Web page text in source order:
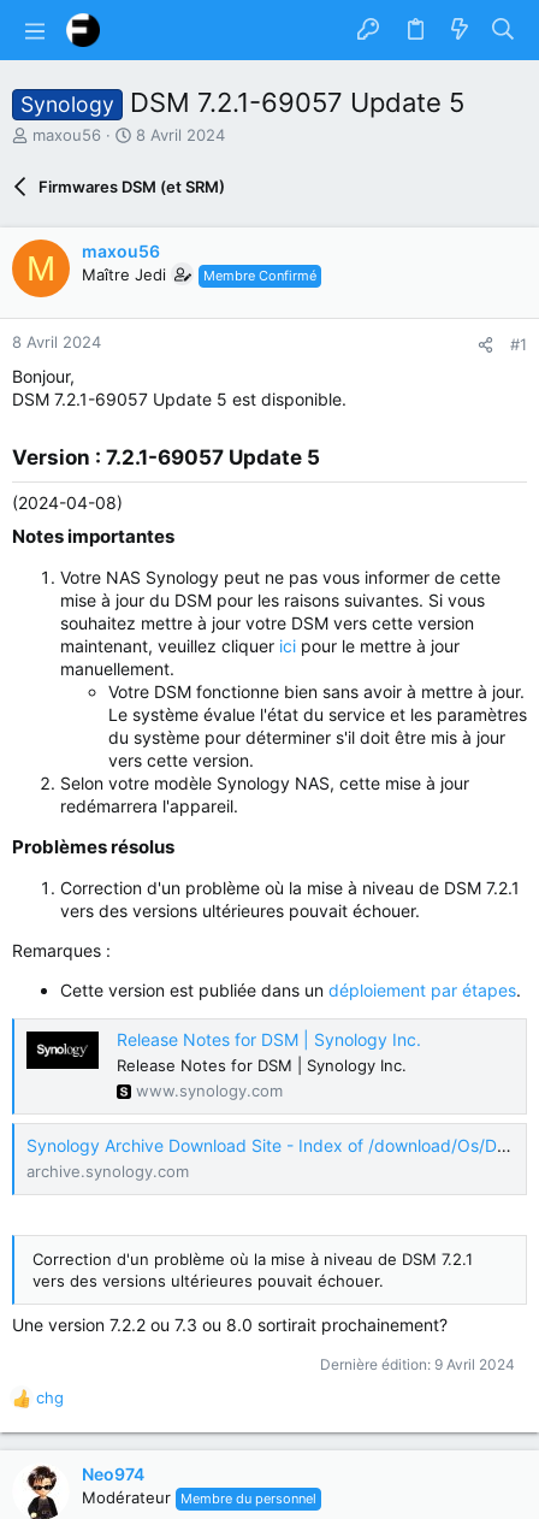
Synology DSM 7.2.1-69057 Update 5
A
e
r
d
u
j
e
t
maxou56
D
t
e
e
d
é
8 Avril 2024
Firmwares DSM (et SRM)
M maxou56
Maître Jedi Membre Confirmé
8 Avril 2024 #1
Bonjour,
DSM 7.2.1-69057 Update 5 est disponible.
Version : 7.2.1-69057 Update 5​
(2024-04-08)
Notes importantes​
Votre NAS Synology peut ne pas vous informer de cette
mise à jour du DSM pour les raisons suivantes. Si vous
souhaitez mettre à jour votre DSM vers cette version
maintenant, veuillez cliquer ici pour le mettre à jour
manuellement.
Votre DSM fonctionne bien sans avoir à mettre à jour.
Le système évalue l'état du service et les paramètres
du système pour déterminer s'il doit être mis à jour
vers cette version.
Selon votre modèle Synology NAS, cette mise à jour
redémarrera l'appareil.
Problèmes résolus​
Correction d'un problème où la mise à niveau de DSM 7.2.1
vers des versions ultérieures pouvait échouer.
Remarques :
Cette version est publiée dans un déploiement par étapes.
Release Notes for DSM | Synology Inc.
Release Notes for DSM | Synology Inc.
www.synology.com
Synology Archive Download Site - Index of /download/Os/DSM/7.2.1-69057-5
archive.synology.com
Correction d'un problème où la mise à niveau de DSM 7.2.1
vers des versions ultérieures pouvait échouer.
Une version 7.2.2 ou 7.3 ou 8.0 sortirait prochainement?
Dernière édition: 9 Avril 2024
R
é
a
chg
Neo974
Modérateur Membre du personnel